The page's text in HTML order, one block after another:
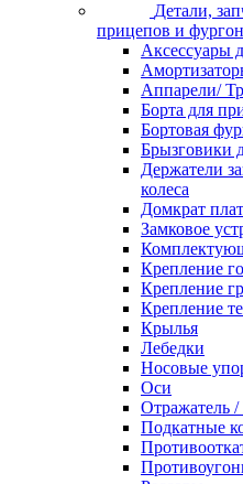
Детали,
прицепов и
Аксессуары
Аппарели/
Борта для
Бортовая
Брызговики
Держатели
колеса
Домкрат
Замковое
Крепление
Крепление
Крепление
Крылья
Лебедки
Носовые
Оси
Отражатель
Подкатные